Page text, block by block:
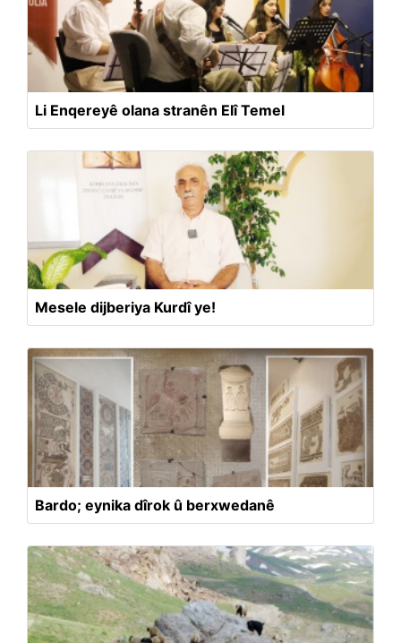
Li Enqereyê olana stranên Elî Temel
Mesele dijberiya Kurdî ye!
Bardo; eynika dîrok û berxwedanê